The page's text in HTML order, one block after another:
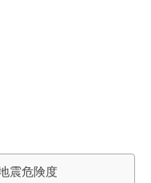
震危険度